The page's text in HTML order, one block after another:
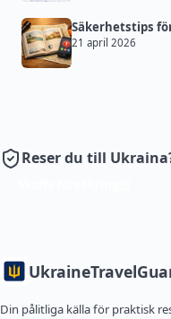
Säkerhetstips
21 april 2026
Reser du till
Ukraine
Din pålitliga källa för praktisk